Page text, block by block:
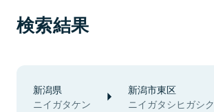
検索結果
新潟県
ニイガタケン
新潟市東区
ニイガタシヒガシク